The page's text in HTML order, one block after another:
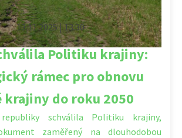
13.11.2025 | 13:30
Politiku krajiny:
rámec pro obnovu
krajiny do roku 2050
schválila Politiku krajiny,
zaměřený na dlouhodobou